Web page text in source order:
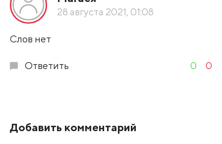
По рейтингу
28 августа 2021, 01:08
Слов нет
Ответить 0 0
Добавить комментарий